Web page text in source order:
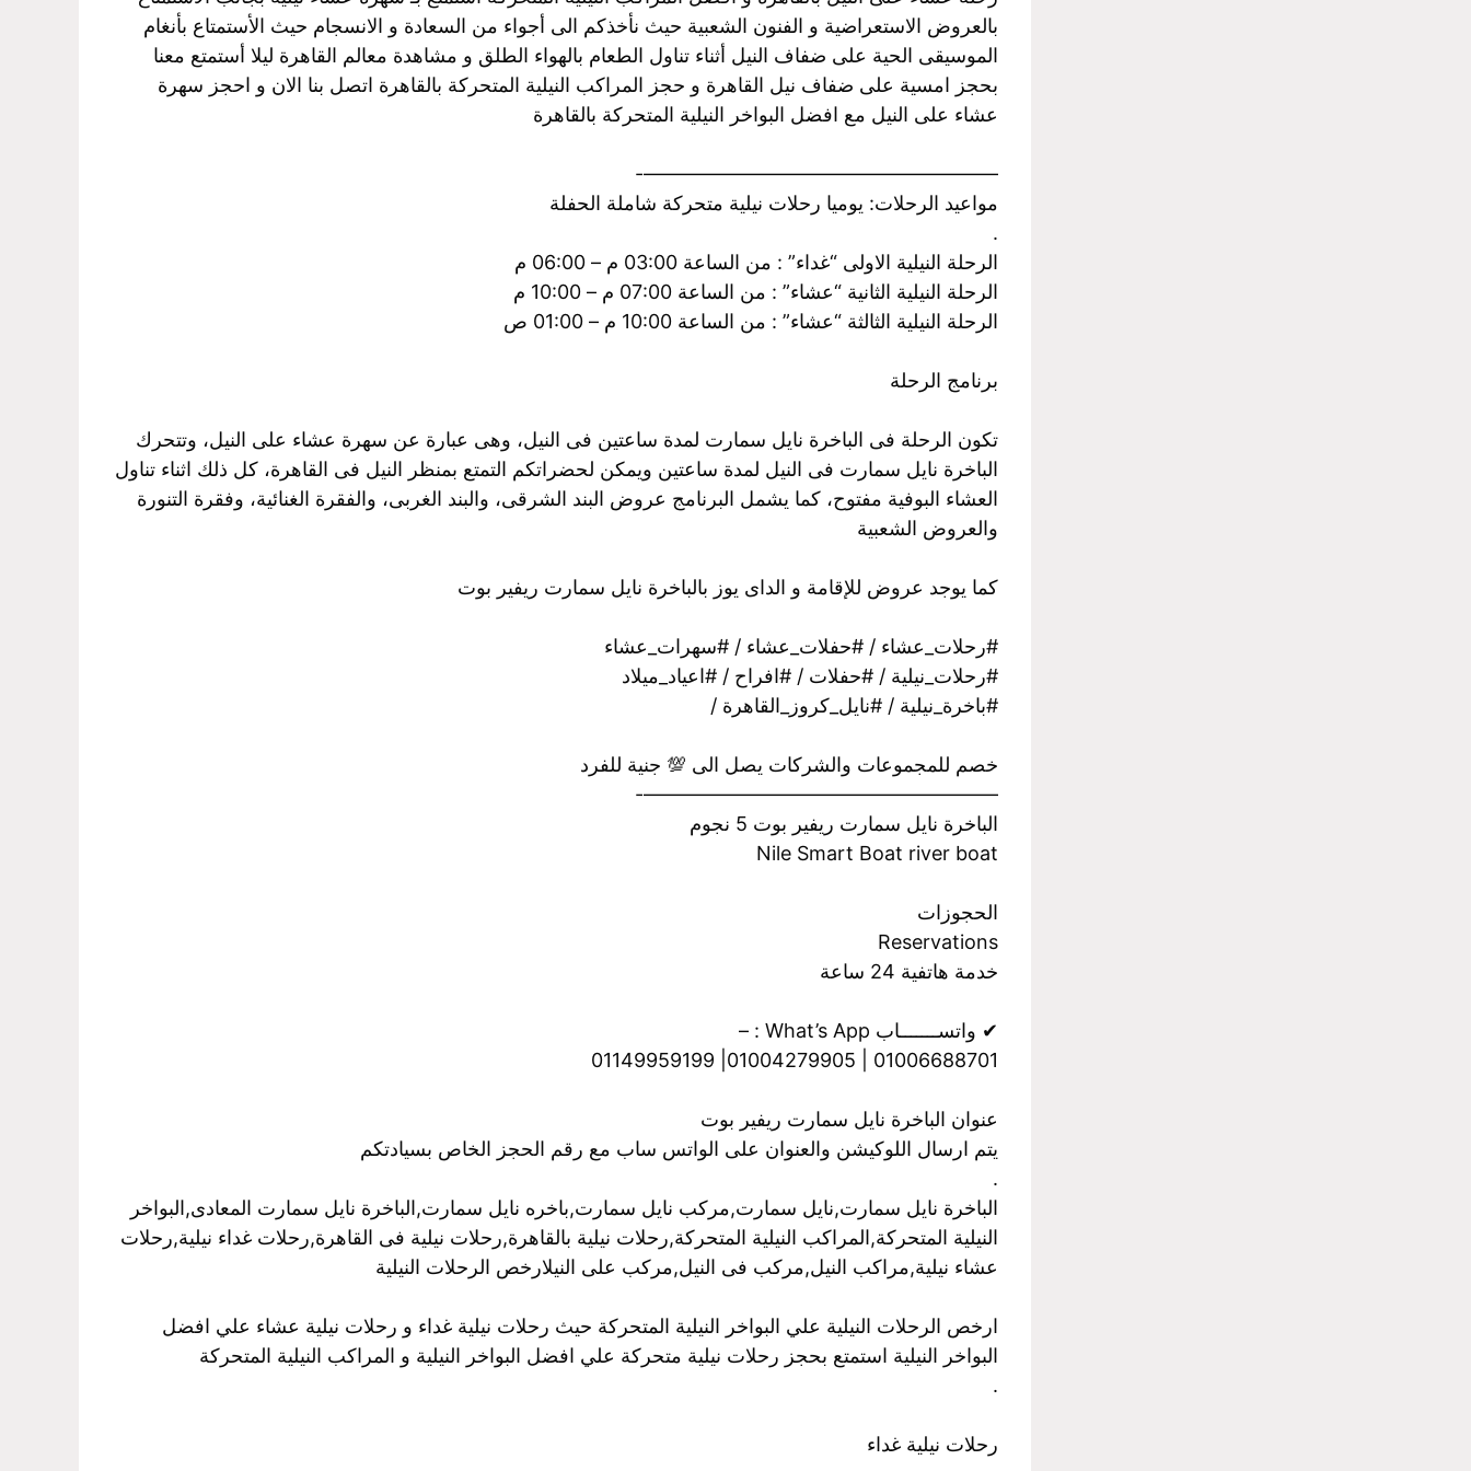
بالعروض الاستعراضية و الفنون الشعبية حيث نأخذكم الى أجواء من السعادة و الانسجام حيث الأستمتاع بأنغام
الموسيقى الحية على ضفاف النيل أثناء تناول الطعام بالهواء الطلق و مشاهدة معالم القاهرة ليلا أستمتع معنا
بحجز امسية على ضفاف نيل القاهرة و حجز المراكب النيلية المتحركة بالقاهرة اتصل بنا الان و احجز سهرة
عشاء على النيل مع افضل البواخر النيلية المتحركة بالقاهرة
——————————————————-
مواعيد الرحلات: يوميا رحلات نيلية متحركة شاملة الحفلة
.
الرحلة النيلية الاولى “غداء” : من الساعة 03:00 م – 06:00 م
الرحلة النيلية الثانية “عشاء” : من الساعة 07:00 م – 10:00 م
الرحلة النيلية الثالثة “عشاء” : من الساعة 10:00 م – 01:00 ص
برنامج الرحلة
تكون الرحلة فى الباخرة نايل سمارت لمدة ساعتين فى النيل، وهى عبارة عن سهرة عشاء على النيل، وتتحرك
الباخرة نايل سمارت فى النيل لمدة ساعتين ويمكن لحضراتكم التمتع بمنظر النيل فى القاهرة، كل ذلك اثناء تناول
العشاء البوفية مفتوح، كما يشمل البرنامج عروض البند الشرقى، والبند الغربى، والفقرة الغنائية، وفقرة التنورة
والعروض الشعبية
كما يوجد عروض للإقامة و الداى يوز بالباخرة نايل سمارت ريفير بوت
#رحلات_عشاء / #حفلات_عشاء / #سهرات_عشاء
#رحلات_نيلية / #حفلات / #افراح / #اعياد_ميلاد
#باخرة_نيلية / #نايل_كروز_القاهرة /
خصم للمجموعات والشركات يصل الى 💯 جنية للفرد
——————————————————-
الباخرة نايل سمارت ريفير بوت 5 نجوم
Nile Smart Boat river boat
الحجوزات
Reservations
خدمة هاتفية 24 ساعة
✔ واتســـــــاب What’s App : –
01006688701 | 01004279905| 01149959199
عنوان الباخرة نايل سمارت ريفير بوت
يتم ارسال اللوكيشن والعنوان على الواتس ساب مع رقم الحجز الخاص بسيادتكم
.
الباخرة نايل سمارت,نايل سمارت,مركب نايل سمارت,باخره نايل سمارت,الباخرة نايل سمارت المعادى,البواخر
النيلية المتحركة,المراكب النيلية المتحركة,رحلات نيلية بالقاهرة,رحلات نيلية فى القاهرة,رحلات غداء نيلية,رحلات
عشاء نيلية,مراكب النيل,مركب فى النيل,مركب على النيلارخص الرحلات النيلية
ارخص الرحلات النيلية علي البواخر النيلية المتحركة حيث رحلات نيلية غداء و رحلات نيلية عشاء علي افضل
البواخر النيلية استمتع بحجز رحلات نيلية متحركة علي افضل البواخر النيلية و المراكب النيلية المتحركة
.
رحلات نيلية غداء